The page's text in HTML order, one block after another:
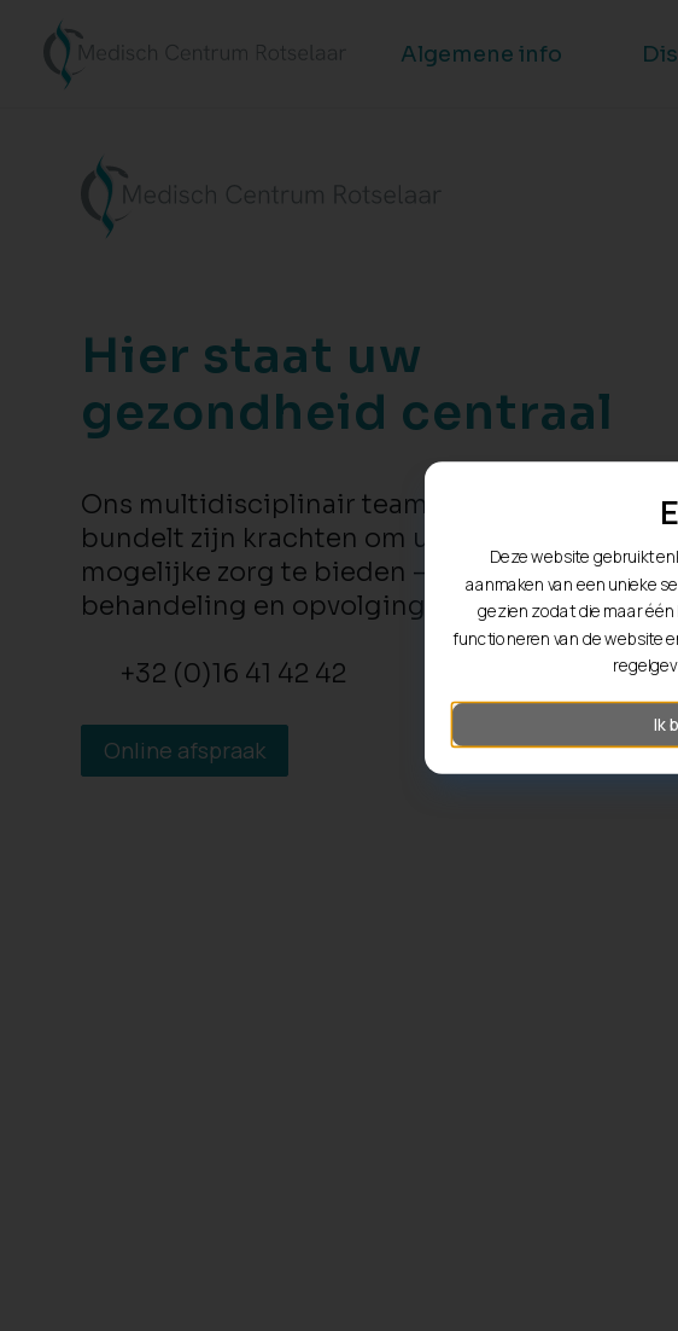
Algemene info
Hier staat uw
gezondheid centraal
Ons multidisciplinair team van zorgverleners
bundelt zijn krachten om u en uw gezin de best
mogelijke zorg te bieden – van preventie tot
behandeling en opvolging.
+32 (0)16 41 42 42
Online afspraak
Deze website gebruikt
aanmaken van een unieke
gezien zodat die maar
functioneren van de website
Ik